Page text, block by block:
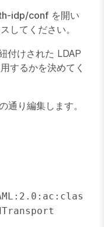
idp/conf を開い
してください。
けされた LDAP
するかを決めてく
通り編集します。